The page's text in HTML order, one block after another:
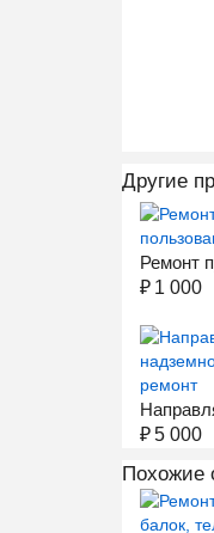
Другие
₽ 1 000
₽5 000
Похожие